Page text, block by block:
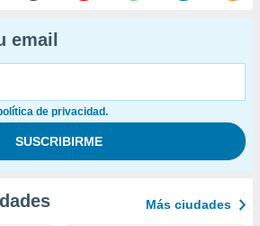
email
de privacidad.
Más ciudades